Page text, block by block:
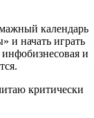
календарь
и начать играть
и
критически